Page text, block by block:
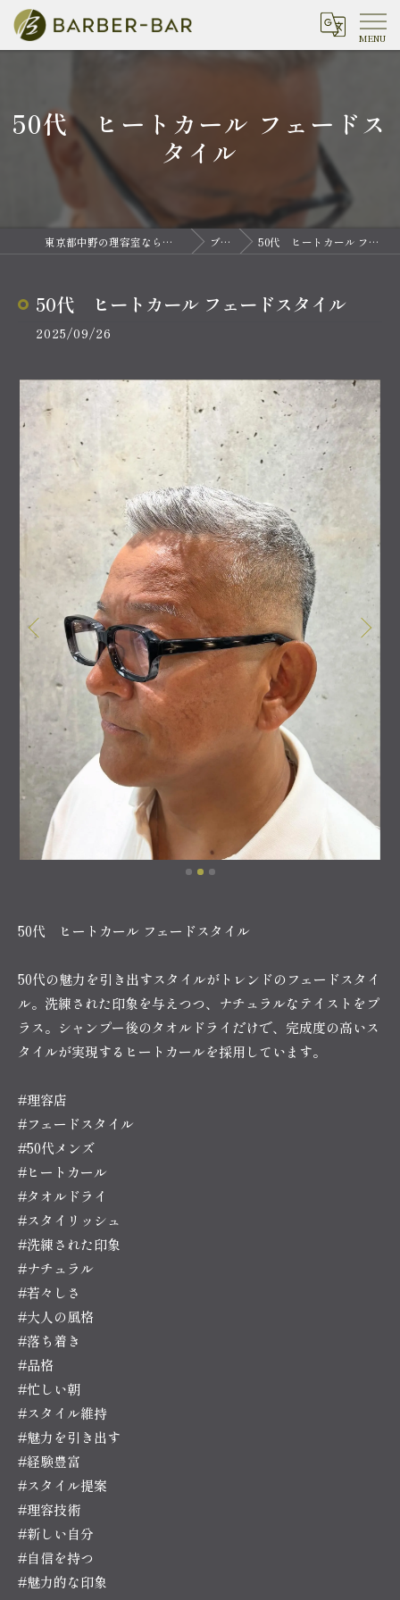
50代 ヒートカール フェードス
タイル
東京都中野の理容室ならバーバーバー 中野 ブログ 50代 ヒートカール フェードスタイル
50代 ヒートカール フェードスタイル
2025/09/26
50代 ヒートカール フェードスタイル
50代の魅力を引き出すスタイルがトレンドのフェードスタイ
ル。洗練された印象を与えつつ、ナチュラルなテイストをプ
ラス。シャンプー後のタオルドライだけで、完成度の高いス
タイルが実現するヒートカールを採用しています。
#理容店
#フェードスタイル
#50代メンズ
#ヒートカール
#タオルドライ
#スタイリッシュ
#洗練された印象
#ナチュラル
#若々しさ
#大人の風格
#落ち着き
#品格
#忙しい朝
#スタイル維持
#魅力を引き出す
#経験豊富
#スタイル提案
#理容技術
#新しい自分
#自信を持つ
#魅力的な印象